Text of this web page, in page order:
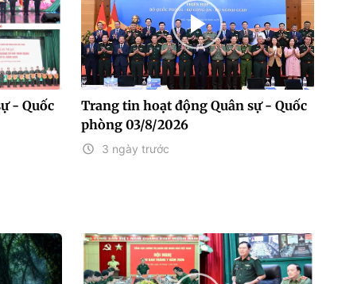
- Quốc
Trang tin hoạt động Quân sự - Quốc
phòng 03/8/2026
3 ngày trước